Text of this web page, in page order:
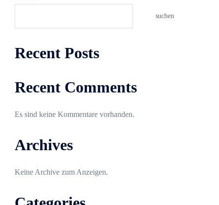
suchen
Recent Posts
Recent Comments
Es sind keine Kommentare vorhanden.
Archives
Keine Archive zum Anzeigen.